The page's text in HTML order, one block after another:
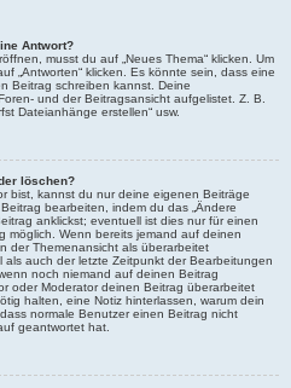
Antwort?
musst du auf „Neues Thema“ klicken. Um
„Antworten“ klicken. Es könnte sein, dass eine
Beitrag schreiben kannst. Deine
und der Beitragsansicht aufgelistet. Z. B.
Dateianhänge erstellen“ usw.
löschen?
bist, kannst du nur deine eigenen Beiträge
bearbeiten, indem du das „Ändere
anklickst; eventuell ist dies nur für einen
möglich. Wenn bereits jemand auf deinen
der Themenansicht als überarbeitet
auch der letzte Zeitpunkt der Bearbeitungen
noch niemand auf deinen Beitrag
oder Moderator deinen Beitrag überarbeitet
halten, eine Notiz hinterlassen, warum dein
normale Benutzer einen Beitrag nicht
geantwortet hat.